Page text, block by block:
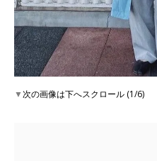
▼次の画像は下へスクロール (1/6)